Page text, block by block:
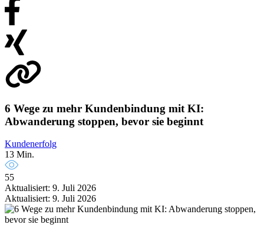
6 Wege zu mehr Kundenbindung mit KI:
Abwanderung stoppen, bevor sie beginnt
Kundenerfolg
13 Min.
55
Aktualisiert: 9. Juli 2026
Aktualisiert: 9. Juli 2026